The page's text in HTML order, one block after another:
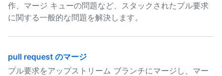
作、マージ キューの問題など、スタックされたプル要求
に関する一般的な問題を解決します。
pull request のマージ
プル要求をアップストリーム ブランチにマージし、マー